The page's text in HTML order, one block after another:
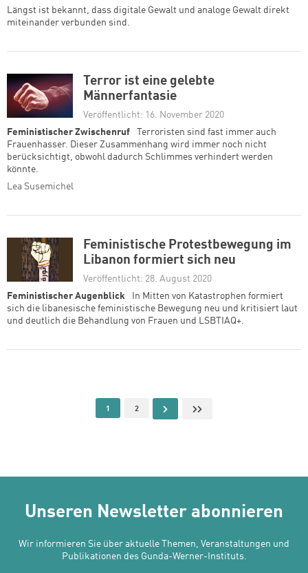
Längst ist bekannt, dass digitale Gewalt und analoge Gewalt direkt
miteinander verbunden sind.
Terror ist eine gelebte
Männerfantasie
Veröffentlicht: 16. November 2020
Feministischer Zwischenruf
Terroristen sind fast immer auch
Frauenhasser. Dieser Zusammenhang wird immer noch nicht
berücksichtigt, obwohl dadurch Schlimmes verhindert werden
könnte.
Lea Susemichel
Feministische Protestbewegung im
Libanon formiert sich neu
Veröffentlicht: 28. August 2020
Feministischer Augenblick
In Mitten von Katastrophen formiert
sich die libanesische feministische Bewegung neu und kritisiert laut
und deutlich die Behandlung von Frauen und LSBTIAQ+.
Aktuelle Seite
1 Page
2 Nächste SeiteLetzte Seite
Unseren Newsletter abonnieren
Wir informieren Sie über aktuelle Themen, Veranstaltungen und
Publikationen des Gunda-Werner-Instituts.